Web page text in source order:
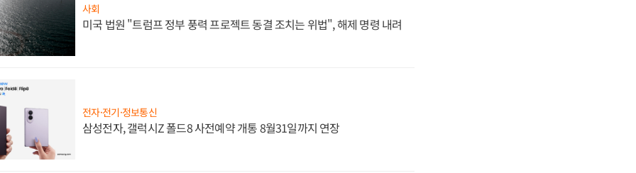
사회
미국 법원 "트럼프 정부 풍력 프로젝트 동결 조치는 위법", 해제 명령 내려
전자·전기·정보통신
삼성전자, 갤럭시Z 폴드8 사전예약 개통 8월31일까지 연장